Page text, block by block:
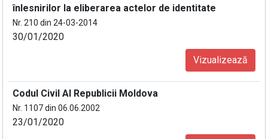
înlesnirilor la eliberarea actelor de identitate
Nr. 210 din 24-03-2014
30/01/2020
Vizualizează
Codul Civil Al Republicii Moldova
Nr. 1107 din 06.06.2002
23/01/2020